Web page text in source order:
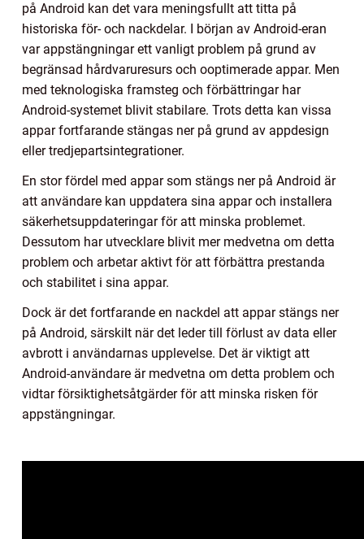
på Android kan det vara meningsfullt att titta på
historiska för- och nackdelar. I början av Android-eran
var appstängningar ett vanligt problem på grund av
begränsad hårdvaruresurs och ooptimerade appar. Men
med teknologiska framsteg och förbättringar har
Android-systemet blivit stabilare. Trots detta kan vissa
appar fortfarande stängas ner på grund av appdesign
eller tredjepartsintegrationer.
En stor fördel med appar som stängs ner på Android är
att användare kan uppdatera sina appar och installera
säkerhetsuppdateringar för att minska problemet.
Dessutom har utvecklare blivit mer medvetna om detta
problem och arbetar aktivt för att förbättra prestanda
och stabilitet i sina appar.
Dock är det fortfarande en nackdel att appar stängs ner
på Android, särskilt när det leder till förlust av data eller
avbrott i användarnas upplevelse. Det är viktigt att
Android-användare är medvetna om detta problem och
vidtar försiktighetsåtgärder för att minska risken för
appstängningar.